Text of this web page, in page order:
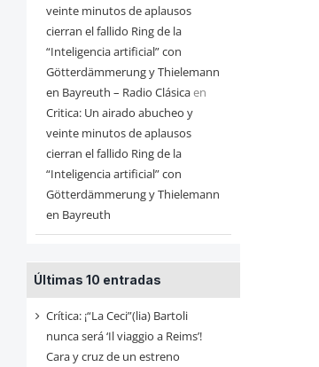
veinte minutos de aplausos
cierran el fallido Ring de la
“Inteligencia artificial” con
Götterdämmerung y Thielemann
en Bayreuth – Radio Clásicaen
Critica: Un airado abucheo y
veinte minutos de aplausos
cierran el fallido Ring de la
“Inteligencia artificial” con
Götterdämmerung y Thielemann
en Bayreuth
Últimas 10 entradas
Crítica: ¡“La Ceci”(lia) Bartoli
nunca será ‘Il viaggio a Reims’!
Cara y cruz de un estreno